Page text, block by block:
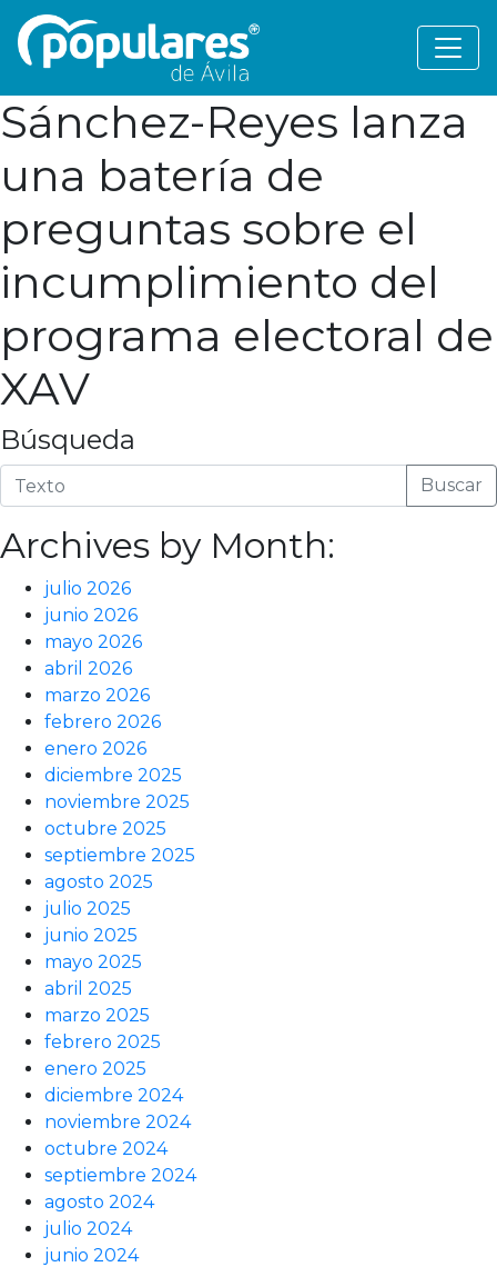
Sánchez-Reyes lanza
una batería de
preguntas sobre el
incumplimiento del
programa electoral de
XAV
Búsqueda
Buscar
Archives by Month:
julio 2026
junio 2026
mayo 2026
abril 2026
marzo 2026
febrero 2026
enero 2026
diciembre 2025
noviembre 2025
octubre 2025
septiembre 2025
agosto 2025
julio 2025
junio 2025
mayo 2025
abril 2025
marzo 2025
febrero 2025
enero 2025
diciembre 2024
noviembre 2024
octubre 2024
septiembre 2024
agosto 2024
julio 2024
junio 2024